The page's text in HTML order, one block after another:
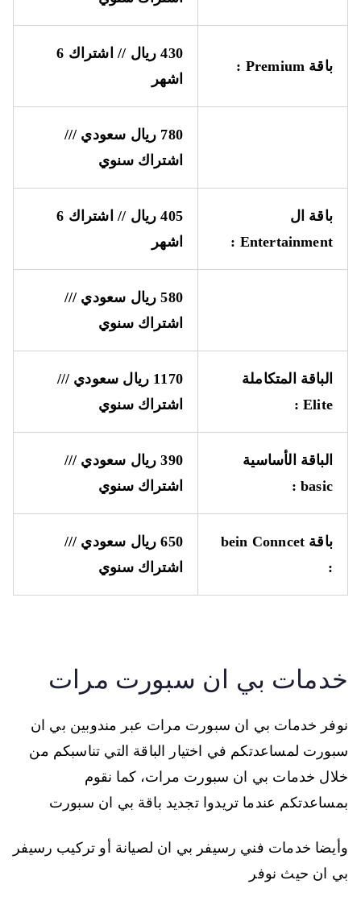
باقة Premium
:
430 ريال // اشتراك 6
اشهر
780 ريال سعودي ///
اشتراك سنوي
باقة ال
Entertainment
:
405 ريال // اشتراك 6
اشهر
580 ريال سعودي ///
اشتراك سنوي
الباقة المتكاملة
Elite
:
1170 ريال سعودي ///
اشتراك سنوي
الباقة الأساسية
basic
:
390 ريال سعودي ///
اشتراك سنوي
باقة bein Conncet
:
650 ريال سعودي ///
اشتراك سنوي
خدمات بي ان سبورت مرات
نوفر خدمات بي ان سبورت مرات عبر مندوبين بي ان
سبورت لمساعدتكم في اختيار الباقة التي تناسبكم من
خلال خدمات بي ان سبورت مرات، كما نقوم
بمساعدتكم عندما تريدوا تجديد باقة بي ان سبورت
وأيضا خدمات فني رسيفر بي ان لصيانة أو تركيب رسيفر
بي ان حيث نوفر